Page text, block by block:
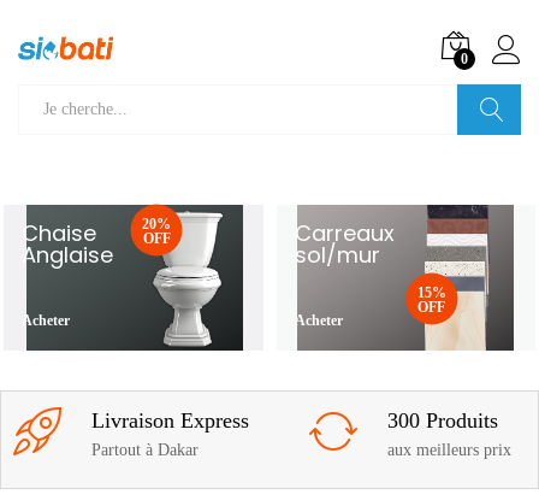
0
Chaise
Anglaise
Acheter
20%
OFF
Carreaux
sol/mur
Acheter
15%
OFF
Livraison Express
Partout à Dakar
300 Produits
aux meilleurs prix